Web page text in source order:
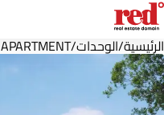
الرئيسية/الوحدات/
APARTMENT